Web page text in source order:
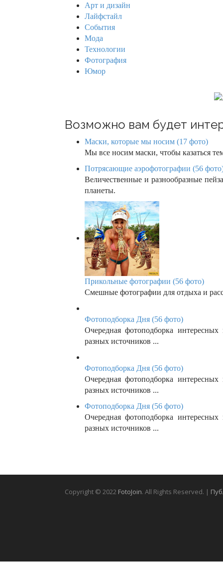
o
Арт и дизайн
Лайфстайл
События
Мода
Технологии
Фотография
Юмор
Возможно вам будет
Маски, которые мы носим (17 фото)
Мы все носим маски, чтобы казаться
Потрясающие аэрофотографии (56
Величественные и разнообразные
планеты.
Прикольные фотографии (56 фото)
Смешные фотографии для отдыха и
Фотоподборка Дня (56 фото)
Очередная фотоподборка
разных источников ...
Фотоподборка Дня (56 фото)
Очередная фотоподборка
разных источников ...
Фотоподборка Дня (56 фото)
Очередная фотоподборка
разных источников ...
Copyright © 2022 FotoJoin. All Rights Reserved. |